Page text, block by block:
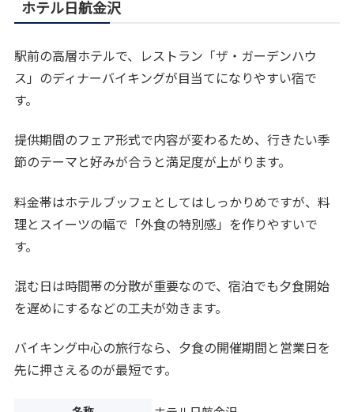
ホテル日航金沢
駅前の高層ホテルで、レストラン「ザ・ガーデンハウ
ス」のディナーバイキングが目当てになりやすい宿で
す。
提供期間のフェア形式で内容が変わるため、行きたい季
節のテーマと好みが合うと満足度が上がります。
料金帯はホテルブッフェとしてはしっかりめですが、料
理とスイーツの幅で「外食の特別感」を作りやすいで
す。
混む日は時間帯の分散が重要なので、宿泊でも夕食開始
を遅めにするなどの工夫が効きます。
バイキング中心の旅行なら、夕食の開催期間と営業日を
先に押さえるのが最短です。